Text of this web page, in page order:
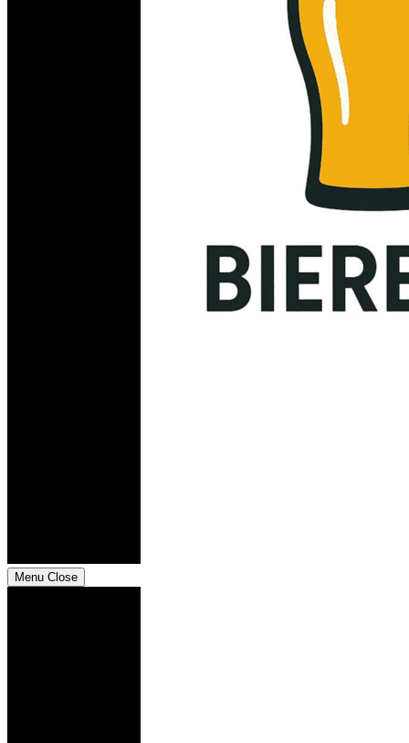
Menu Close